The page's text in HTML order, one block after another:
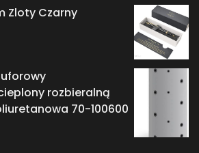
Zloty Czarny
rozbieralną
70-100600